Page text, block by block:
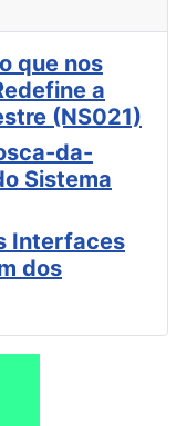
que nos
a
(NS021)
da-
Sistema
Interfaces
dos